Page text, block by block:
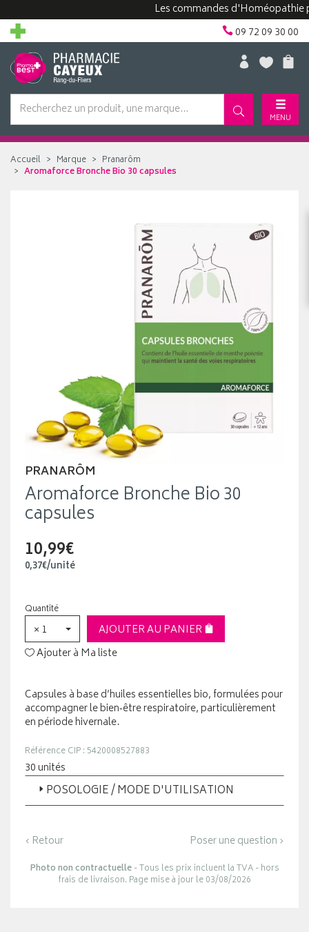
Les commandes d'Homéopathie
09 72 09 30 00
MENU
Accueil Marque
Pranarôm
Aromaforce Bronche Bio 30 capsules
PRANARÔM
Aromaforce Bronche Bio 30
capsules
10,99€
0,37€/unité
Quantité
× 1
AJOUTER AU PANIER
Ajouter à Ma liste
Capsules à base d’huiles essentielles bio, formulées pour
accompagner le bien‑être respiratoire, particulièrement
en période hivernale.
Référence CIP : 5420008527883
30 unités
POSOLOGIE / MODE D'UTILISATION
‹ Retour Poser une question ›
Photo non contractuelle- Tous les prix incluent la TVA - hors
frais de livraison. Page mise à jour le 03/08/2026